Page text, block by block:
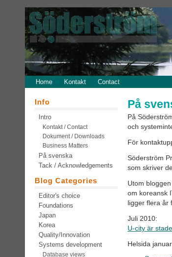
Home Kontakt Contact
På
På
och
För
Söderström
som skriver
Utom
om koreansk
ligger flera år
Juli 2010:
U-city är
Helsida
Info
Intro
Kontakt / Contact
Dokument / Downloads
Business Matters
På svenska
Tack / Acknowledgements
Blog Categories
Editor's choice
Foundations
Japan
Korea
Quality/Innovation
Systems development
Database views